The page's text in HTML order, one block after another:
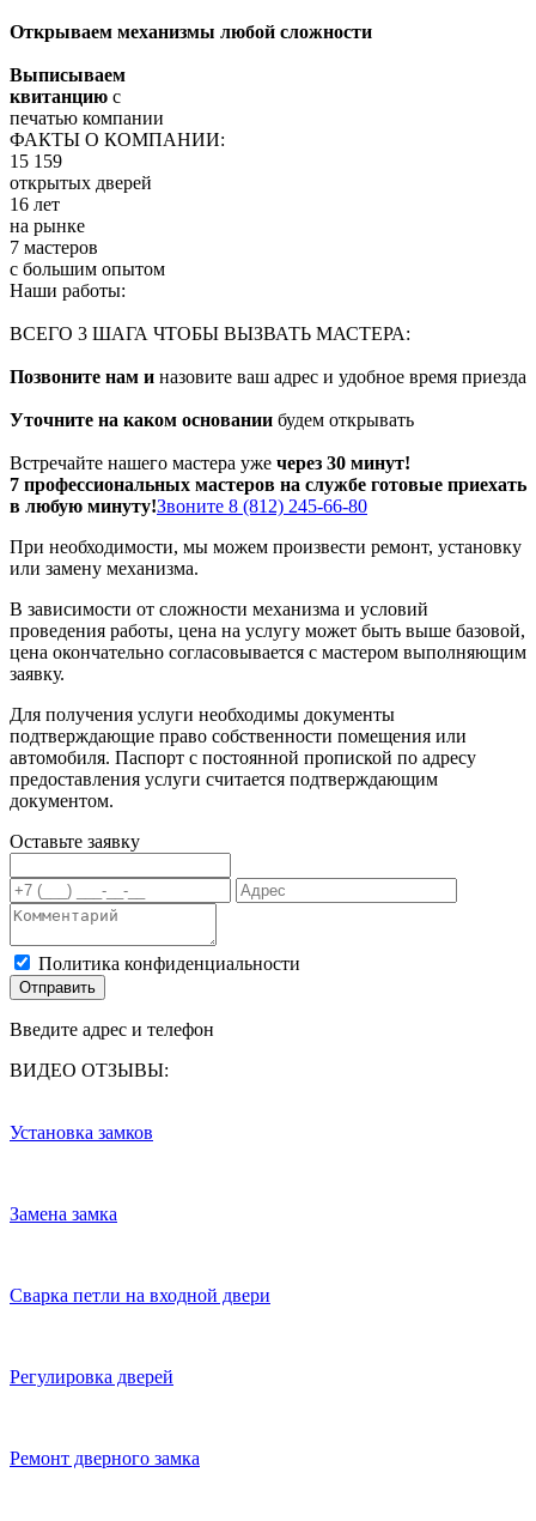
Открываем механизмы любой сложности
Выписываем
квитанцию с
печатью компании
ФАКТЫ О КОМПАНИИ:
15 159
открытых дверей
16 лет
на рынке
7 мастеров
с большим опытом
Наши работы:
ВСЕГО 3 ШАГА ЧТОБЫ ВЫЗВАТЬ МАСТЕРА:
Позвоните нам и назовите ваш адрес и удобное время приезда
Уточните на каком основании будем открывать
Встречайте нашего мастера уже через 30 минут!
7 профессиональных мастеров на службе готовые приехать
в любую минуту!Звоните 8 (812) 245-66-80
При необходимости, мы можем произвести ремонт, установку
или замену механизма.
В зависимости от сложности механизма и условий
проведения работы, цена на услугу может быть выше базовой,
цена окончательно согласовывается с мастером выполняющим
заявку.
Для получения услуги необходимы документы
подтверждающие право собственности помещения или
автомобиля. Паспорт с постоянной пропиской по адресу
предоставления услуги считается подтверждающим
документом.
Оставьте заявку
Политика конфиденциальности
Отправить
Введите адрес и телефон
ВИДЕО ОТЗЫВЫ:
Установка замков
Замена замка
Сварка петли на входной двери
Регулировка дверей
Ремонт дверного замка